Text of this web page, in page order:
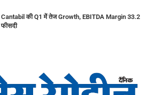
Cantabil की Q1 में तेज Growth, EBITDA Margin 33.2
फीसदी